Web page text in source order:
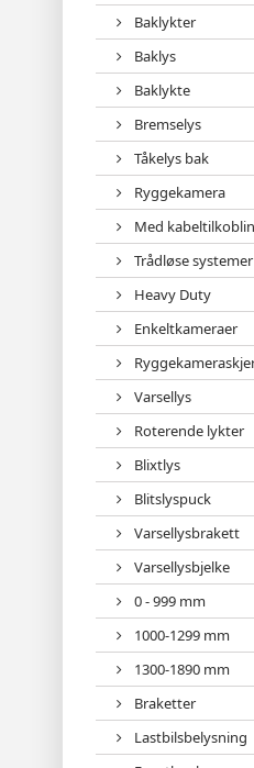
Baklykter
Baklys
Baklykte
Bremselys
Tåkelys bak
Ryggekamera
Med
Trådløse systemer
Heavy Duty
Enkeltkameraer
Varsellys
Roterende lykter
Blixtlys
Blitslyspuck
Varsellysbrakett
Varsellysbjelke
0 - 999 mm
1000-1299 mm
1300-1890 mm
Braketter
Lastbilsbelysning